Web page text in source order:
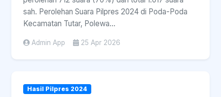
sah. Perolehan Suara Pilpres 2024 di Poda-Poda
Kecamatan Tutar, Polewa...
Admin App 25 Apr 2026
Hasil Pilpres 2024